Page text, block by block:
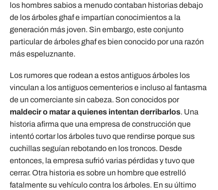
los hombres sabios a menudo contaban historias debajo
de los árboles ghaf e impartían conocimientos a la
generación más joven. Sin embargo, este conjunto
particular de árboles ghaf es bien conocido por una razón
más espeluznante.
Los rumores que rodean a estos antiguos árboles los
vinculan a los antiguos cementerios e incluso al fantasma
de un comerciante sin cabeza. Son conocidos por
maldecir o matar a quienes intentan derribarlos. Una
historia afirma que una empresa de construcción que
intentó cortar los árboles tuvo que rendirse porque sus
cuchillas seguían rebotando en los troncos. Desde
entonces, la empresa sufrió varias pérdidas y tuvo que
cerrar. Otra historia es sobre un hombre que estrelló
fatalmente su vehículo contra los árboles. En su último